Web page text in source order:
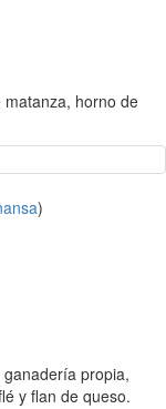
horno de
)
propia,
y flan de queso.